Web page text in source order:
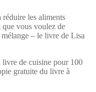
les aliments
que vous voulez de
– le livre de Lisa
livre de cuisine pour 100
gratuite du livre à